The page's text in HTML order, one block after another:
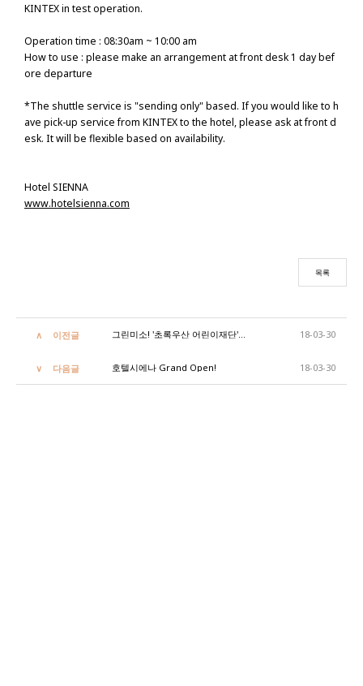
KINTEX in test operation.
Operation time : 08:30am ~ 10:00 am
How to use : please make an arrangement at front desk 1 day bef
ore departure
*The shuttle service is "sending only" based. If you would like to h
ave pick-up service from KINTEX to the hotel, please ask at front d
esk. It will be flexible based on availability.
Hotel SIENNA
www.hotelsienna.com
목록
이전글 그린미소! '초록우산 어린이재단'과 함께하는 호텔시에나의 첫 캠페인! 18-03-30
다음글 호텔시에나 Grand Open! 18-03-30